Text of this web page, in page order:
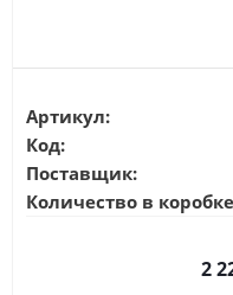
Артикул:
Код:
Поставщик:
Количество в
2